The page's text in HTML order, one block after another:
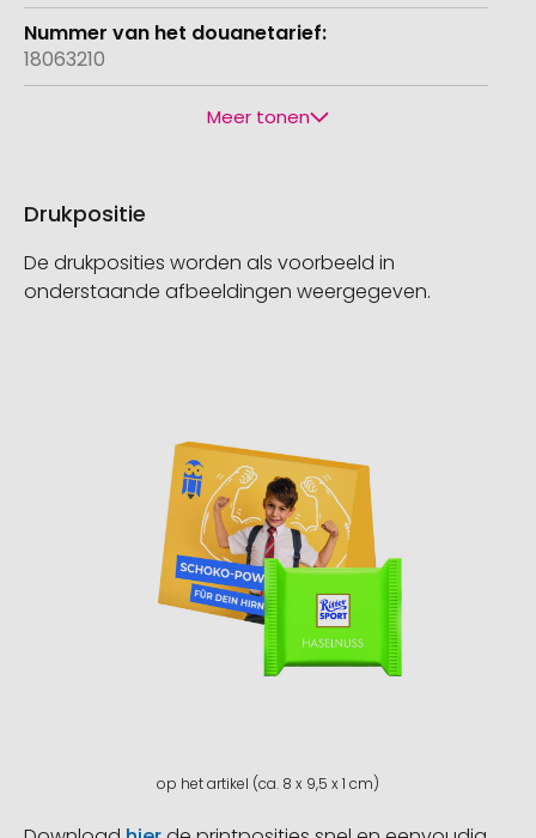
18063210
Meer tonen
Drukpositie
De drukposities worden als voorbeeld in
onderstaande afbeeldingen weergegeven.
op het artikel (ca. 8 x 9,5 x 1 cm)